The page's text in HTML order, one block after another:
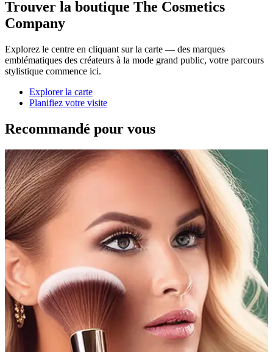
Trouver la boutique The Cosmetics
Company
Explorez le centre en cliquant sur la carte — des marques
emblématiques des créateurs à la mode grand public, votre parcours
stylistique commence ici.
Explorer la carte
Planifiez votre visite
Recommandé pour vous